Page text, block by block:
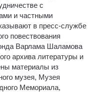
с
и частными
в пресс-службе
повествования
Варлама Шаламова
архива литературы и
материалы из
музея, Музея
Мемориала,